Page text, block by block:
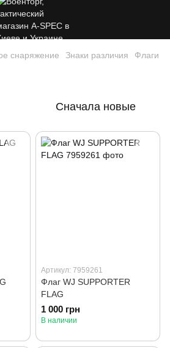
снаряжение Знаки различия Флаги
Сначала новые
Артикул: 7959261
Флаг WJ SUPPORTER
FLAG
1 000 грн
В наличии